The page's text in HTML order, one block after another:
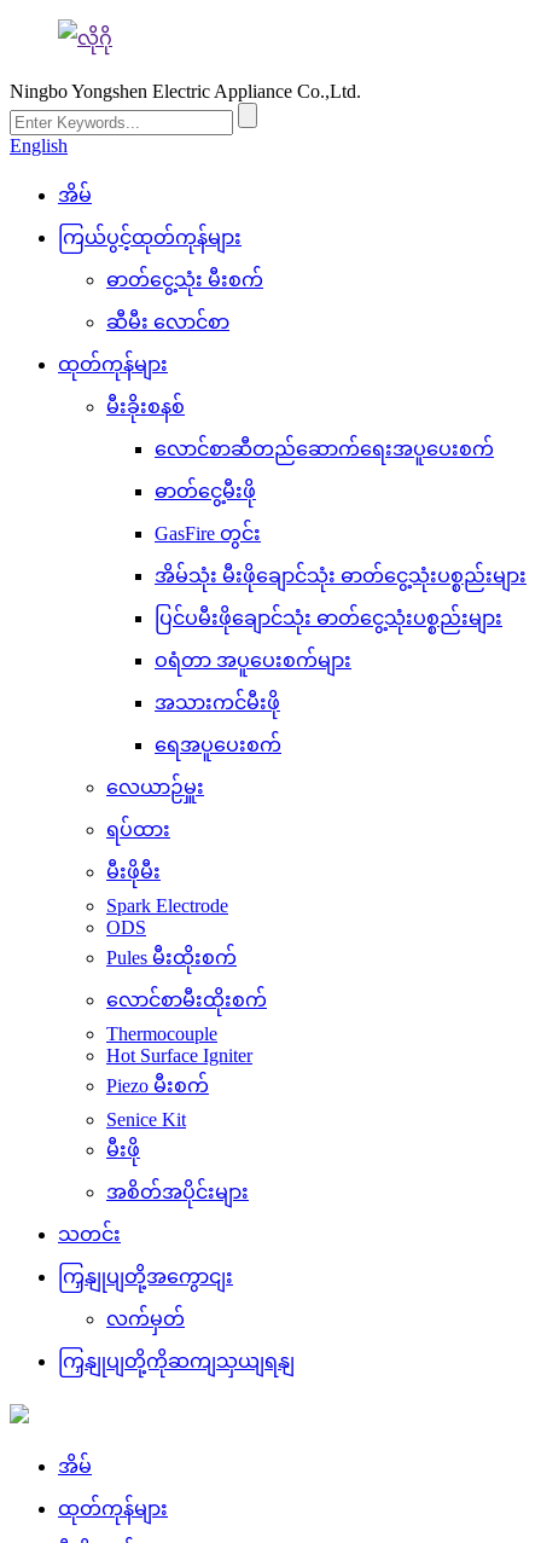
Ningbo Yongshen Electric Appliance Co.,Ltd.
English
အိမ်
ကြယ်ပွင့်ထုတ်ကုန်များ
ဓာတ်ငွေ့သုံး မီးစက်
ဆီမီး လောင်စာ
ထုတ်ကုန်များ
မီးခိုးစနစ်
လောင်စာဆီတည်ဆောက်ရေးအပူပေးစက်
ဓာတ်ငွေ့မီးဖို
GasFire တွင်း
အိမ်သုံး မီးဖိုချောင်သုံး ဓာတ်ငွေ့သုံးပစ္စည်းများ
ပြင်ပမီးဖိုချောင်သုံး ဓာတ်ငွေ့သုံးပစ္စည်းများ
ဝရံတာ အပူပေးစက်များ
အသားကင်မီးဖို
ရေအပူပေးစက်
လေယာဉ်မှူး
ရပ်ထား
မီးဖိုမီး
Spark Electrode
ODS
Pules မီးထိုးစက်
လောင်စာမီးထိုးစက်
Thermocouple
Hot Surface Igniter
Piezo မီးစက်
Senice Kit
မီးဖို
အစိတ်အပိုင်းများ
သတင်း
ကြှနျုပျတို့အကွောငျး
လက်မှတ်
ကြှနျုပျတို့ကိုဆကျသှယျရနျ
အိမ်
ထုတ်ကုန်များ